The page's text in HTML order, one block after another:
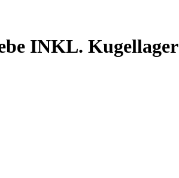
INKL. Kugellager